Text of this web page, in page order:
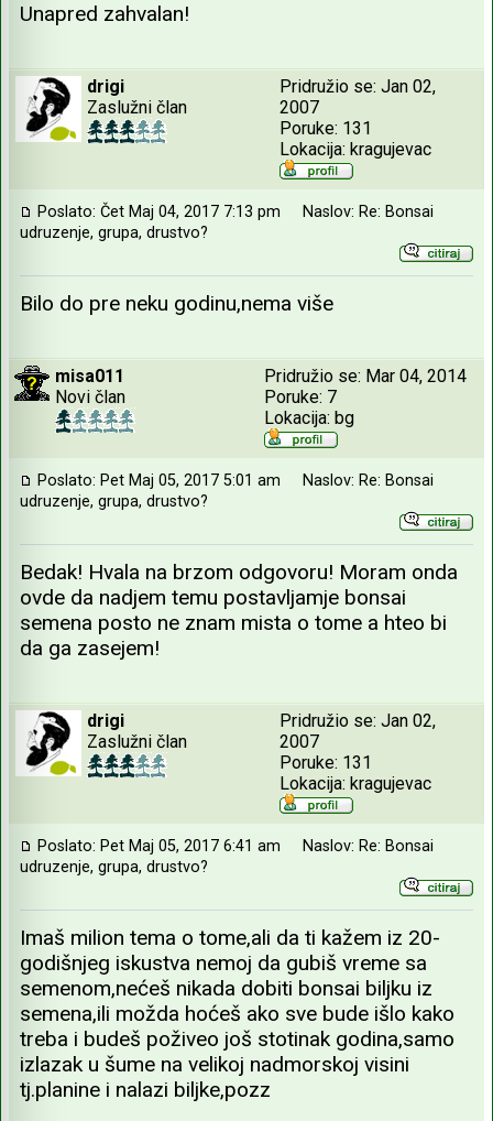
Unapred zahvalan!
drigi
Zaslužni član
Pridružio se: Jan 02,
2007
Poruke: 131
Lokacija: kragujevac
Poslato: Čet Maj 04, 2017 7:13 pm
Naslov: Re: Bonsai
udruzenje, grupa, drustvo?
Bilo do pre neku godinu,nema više
misa011
Novi član
Pridružio se: Mar 04, 2014
Poruke: 7
Lokacija: bg
Poslato: Pet Maj 05, 2017 5:01 am
Naslov: Re: Bonsai
udruzenje, grupa, drustvo?
Bedak! Hvala na brzom odgovoru! Moram onda
ovde da nadjem temu postavljamje bonsai
semena posto ne znam mista o tome a hteo bi
da ga zasejem!
drigi
Zaslužni član
Pridružio se: Jan 02,
2007
Poruke: 131
Lokacija: kragujevac
Poslato: Pet Maj 05, 2017 6:41 am
Naslov: Re: Bonsai
udruzenje, grupa, drustvo?
Imaš milion tema o tome,ali da ti kažem iz 20-
godišnjeg iskustva nemoj da gubiš vreme sa
semenom,nećeš nikada dobiti bonsai biljku iz
semena,ili možda hoćeš ako sve bude išlo kako
treba i budeš poživeo još stotinak godina,samo
izlazak u šume na velikoj nadmorskoj visini
tj.planine i nalazi biljke,pozz